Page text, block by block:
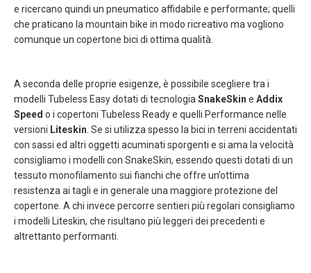
e ricercano quindi un pneumatico affidabile e performante; quelli
che praticano la mountain bike in modo ricreativo ma vogliono
comunque un copertone bici di ottima qualità.
A seconda delle proprie esigenze, è possibile scegliere tra i
modelli Tubeless Easy dotati di tecnologia SnakeSkin e Addix
Speed o i copertoni Tubeless Ready e quelli Performance nelle
versioni Liteskin . Se si utilizza spesso la bici in terreni accidentati
con sassi ed altri oggetti acuminati sporgenti e si ama la velocità
consigliamo i modelli con SnakeSkin, essendo questi dotati di un
tessuto monofilamento sui fianchi che offre un’ottima
resistenza ai tagli e in generale una maggiore protezione del
copertone. A chi invece percorre sentieri più regolari consigliamo
i modelli Liteskin, che risultano più leggeri dei precedenti e
altrettanto performanti.